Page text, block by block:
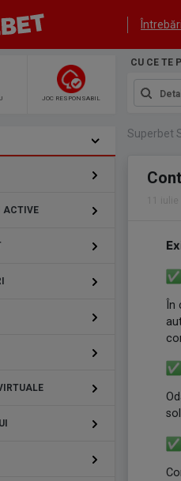
JOC RESPONSABIL
ACTIVE
CU CE TE
Superbet